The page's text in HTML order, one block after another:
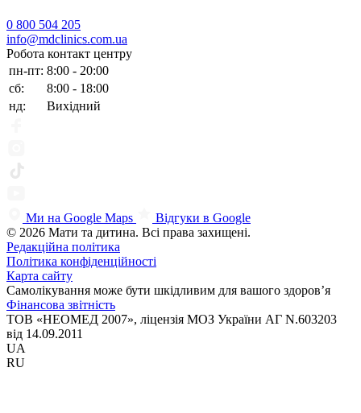
0 800 504 205
info@mdclinics.com.ua
Робота контакт центру
пн-пт: 8:00 - 20:00
сб:
8:00 - 18:00
нд:
Вихідний
Ми на Google Maps
Відгуки в Google
© 2026 Мати та дитина. Всі права захищені.
Редакційна політика
Політика конфіденційності
Карта сайту
Самолікування може бути шкідливим для вашого здоров’я
Фінансова звітність
ТОВ «НЕОМЕД 2007», ліцензія МОЗ України АГ N.603203
від 14.09.2011
UA
RU